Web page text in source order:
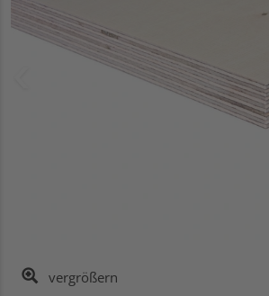
vergrößern